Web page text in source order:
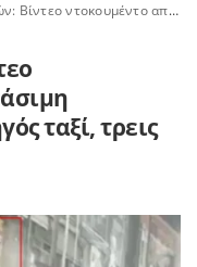
θανάσιμη σύγκρουση – Νεκρός οδηγός ταξί, τρεις τραυματίες
ταξί, τρεις